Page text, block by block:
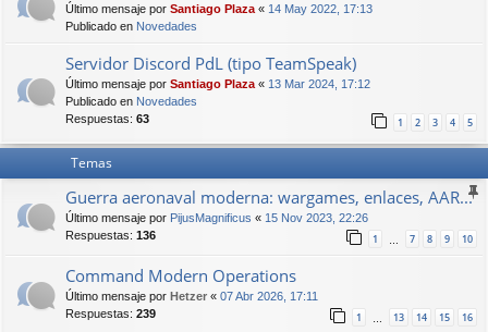
Último mensaje por Santiago Plaza « 14 May 2022, 17:13
Publicado en Novedades
Servidor Discord PdL (tipo TeamSpeak)
Último mensaje por Santiago Plaza « 13 Mar 2024, 17:12
Publicado en Novedades
Respuestas: 63 1 2 3 4 5
Temas
Guerra aeronaval moderna: wargames, enlaces, AAR...
Último mensaje por PijusMagnificus « 15 Nov 2023, 22:26
Respuestas: 136 1 7 8 9 10
Command Modern Operations
Último mensaje por Hetzer « 07 Abr 2026, 17:11
Respuestas: 239 1 13 14 15 16